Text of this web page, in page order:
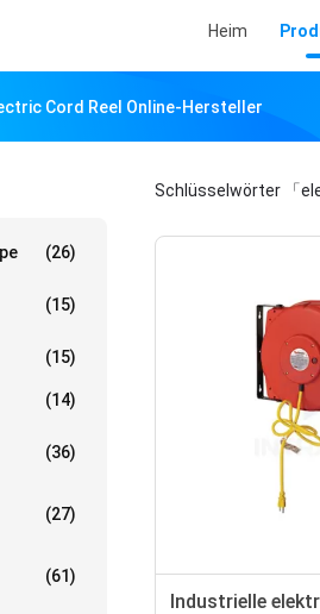
Heim
Cord Reel Online-Hersteller
(26)
(15)
(15)
(14)
(36)
(27)
(61)
Schlüsselwörter 「
Industrielle